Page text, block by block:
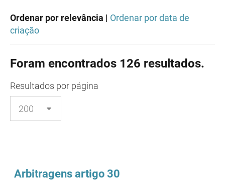
Ordenar por relevância | Ordenar por data de
criação
Foram encontrados 126 resultados.
Resultados por página
Arbitragens artigo 30